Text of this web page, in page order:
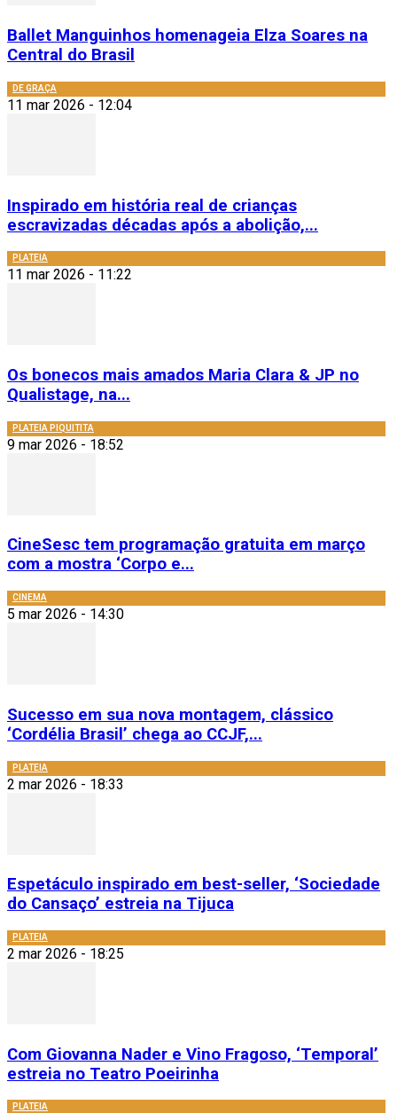
Ballet Manguinhos homenageia Elza Soares na
Central do Brasil
DE GRAÇA
11 mar 2026 - 12:04
Inspirado em história real de crianças
escravizadas décadas após a abolição,...
PLATEIA
11 mar 2026 - 11:22
Os bonecos mais amados Maria Clara & JP no
Qualistage, na...
PLATEIA PIQUITITA
9 mar 2026 - 18:52
CineSesc tem programação gratuita em março
com a mostra ‘Corpo e...
CINEMA
5 mar 2026 - 14:30
Sucesso em sua nova montagem, clássico
‘Cordélia Brasil’ chega ao CCJF,...
PLATEIA
2 mar 2026 - 18:33
Espetáculo inspirado em best-seller, ‘Sociedade
do Cansaço’ estreia na Tijuca
PLATEIA
2 mar 2026 - 18:25
Com Giovanna Nader e Vino Fragoso, ‘Temporal’
estreia no Teatro Poeirinha
PLATEIA